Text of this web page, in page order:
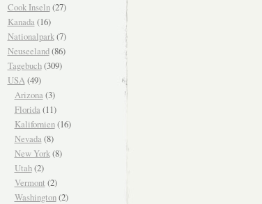
Cook Inseln(27)
Kanada(16)
Nationalpark(7)
Neuseeland(86)
Tagebuch(309)
USA(49)
Arizona(3)
Florida(11)
Kalifornien(16)
Nevada(8)
New York(8)
Utah(2)
Vermont (2)
Washington(2)